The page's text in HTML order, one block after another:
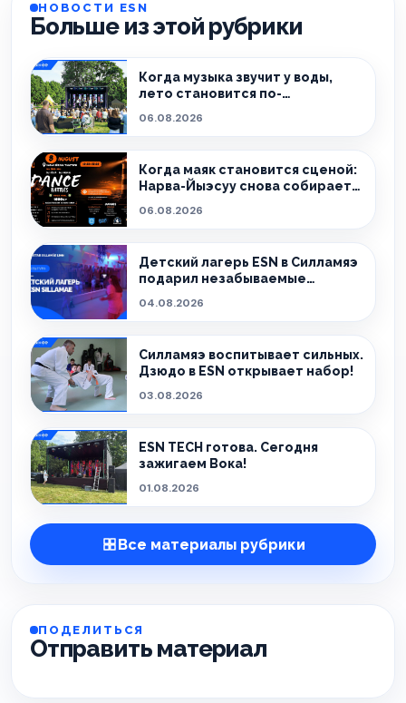
НОВОСТИ ESN
Больше из этой рубрики
Когда музыка звучит у воды,
лето становится по-
06.08.2026
Когда маяк становится сценой:
Нарва-Йыэсуу снова собирает
06.08.2026
Детский лагерь ESN в Силламяэ
подарил незабываемые
04.08.2026
Силламяэ воспитывает сильных.
Дзюдо в ESN открывает набор!
03.08.2026
ESN TECH готова. Сегодня
зажигаем Вока!
01.08.2026
Все материалы рубрики
ПОДЕЛИТЬСЯ
Отправить материал